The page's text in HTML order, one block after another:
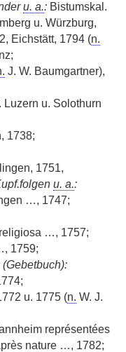
u. a.: Bistumskal.
u. Würzburg,
Eichstätt, 1794 (n.
J. W. Baumgartner),
Luzern u. Solothurn
1738;
1751,
u. a.:
…, 1747;
…, 1757;
1759;
(Gebetbuch):
u. 1775 (n. W. J.
représentées
nature …, 1782;